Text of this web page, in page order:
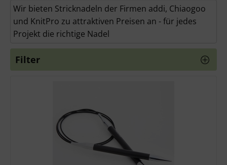
Stricknadeln
Knüpfpackungen
Ausverkauf
Wir bieten Stricknadeln der Firmen addi, Chiaogoo
und KnitPro zu attraktiven Preisen an - für jedes
Projekt die richtige Nadel
Filter